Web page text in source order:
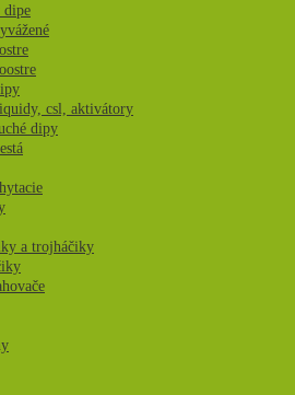
dipe
csl, aktivátory
dipy
a trojháčiky